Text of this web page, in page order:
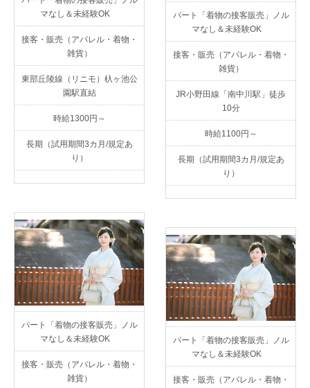
マなし＆未経験OK
接客・販売（アパレル・着物・
雑貨）
東部丘陵線（リニモ）杁ヶ池公
園駅直結
時給1300円～
長期（試用期間3カ月/規定あ
り）
パート「着物の接客販売」ノル
マなし＆未経験OK
接客・販売（アパレル・着物・
雑貨）
JR小野田線「南中川駅」徒歩
10分
時給1100円～
長期（試用期間3カ月/規定あ
り）
パート「着物の接客販売」ノル
マなし＆未経験OK
接客・販売（アパレル・着物・
雑貨）
パート「着物の接客販売」ノル
マなし＆未経験OK
接客・販売（アパレル・着物・